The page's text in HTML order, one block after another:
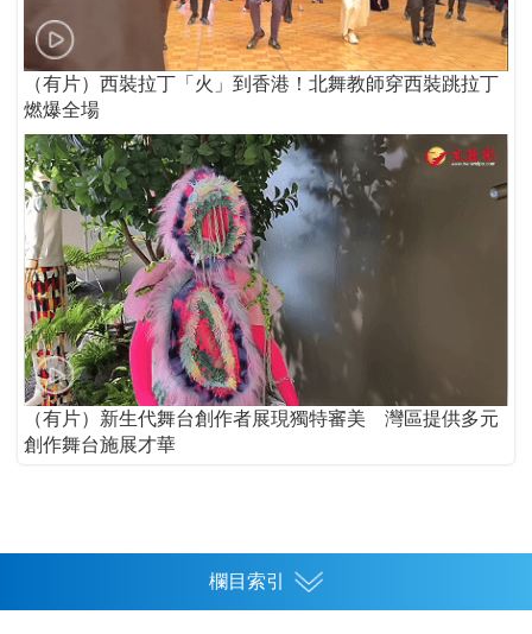
（有片）西裝拉丁「火」到香港！北舞教師穿西裝跳拉丁
燃爆全場
（有片）新生代舞台創作者展現獨特審美 灣區提供多元
創作舞台施展才華
欄目索引